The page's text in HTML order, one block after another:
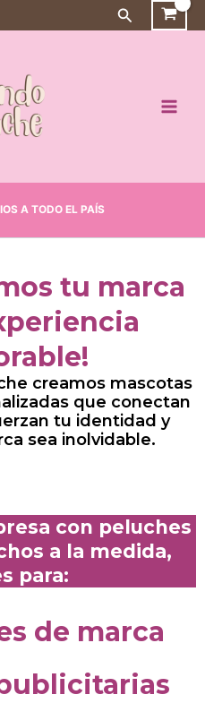
Buscar
A TODO EL PAÍS
tu marca
creamos mascotas
que conectan
tu identidad y
sea inolvidable.
con peluches
a la medida,
para:
de marca